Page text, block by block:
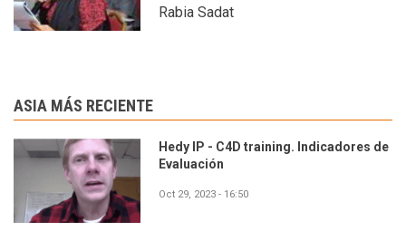
Rabia Sadat
ASIA MÁS RECIENTE
Hedy IP - C4D training. Indicadores de
Evaluación
Oct 29, 2023 - 16:50